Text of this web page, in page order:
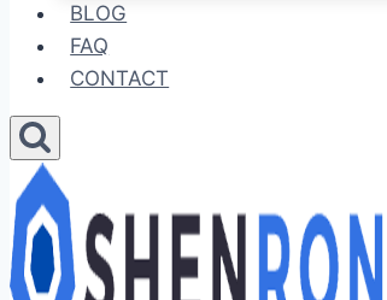
BLOG
FAQ
CONTACT